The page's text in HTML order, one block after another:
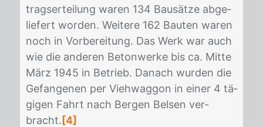
trags­er­tei­lung wa­ren 134 Bau­sät­ze ab­ge­
lie­fert wor­den. Wei­te­re 162 Bau­ten wa­ren
noch in Vor­be­rei­tung. Das Werk war auch
wie die an­de­ren Be­ton­wer­ke bis ca. Mit­te
März 1945 in Be­trieb. Da­nach wur­den die
Ge­fan­ge­nen per Vieh­wag­gon in ei­ner 4 tä­
gi­gen Fahrt nach Ber­gen Bel­sen ver­
bracht.[4]